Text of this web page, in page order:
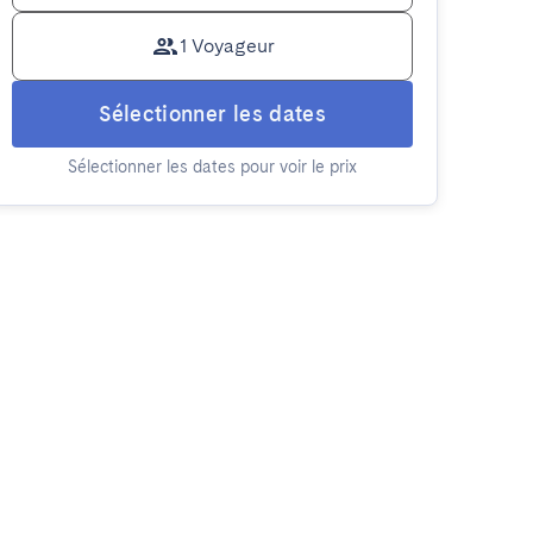
1 Voyageur
Sélectionner les dates
Sélectionner les dates pour voir le prix